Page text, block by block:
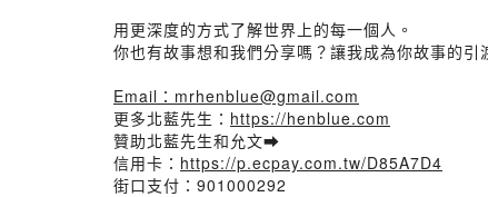
用更深度的方式了解世界上的每一個人。
你也有故事想和我們分享嗎？讓我成為你故事的引
Email：mrhenblue@gmail.com
更多北藍先生： https://henblue.com
贊助北藍先生和允文➡
信用卡： https://p.ecpay.com.tw/D85A7D4
街口支付：901000292